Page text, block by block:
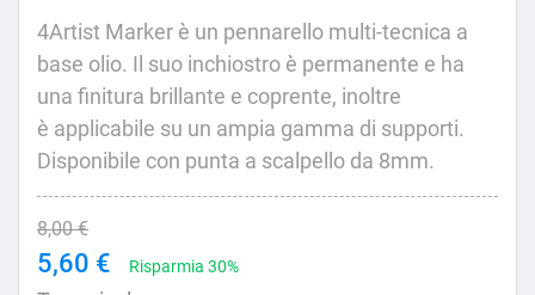
4Artist Marker è un pennarello multi-tecnica a
base olio. Il suo inchiostro è permanente e ha
una finitura brillante e coprente, inoltre
è applicabile su un ampia gamma di supporti.
Disponibile con punta a scalpello da 8mm.
8,00 €
5,60 € Risparmia 30%